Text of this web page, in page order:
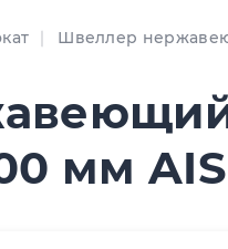
Швеллер
мм